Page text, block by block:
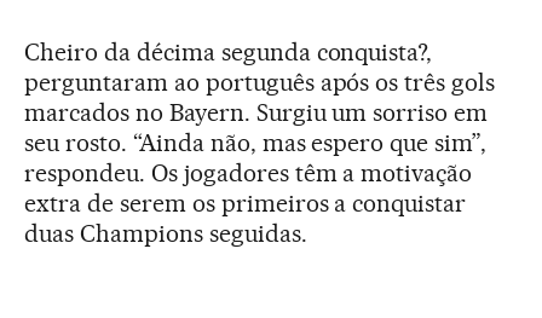
Cheiro da décima segunda conquista?,
perguntaram ao português após os três gols
marcados no Bayern. Surgiu um sorriso em
seu rosto. “Ainda não, mas espero que sim”,
respondeu. Os jogadores têm a motivação
extra de serem os primeiros a conquistar
duas Champions seguidas.